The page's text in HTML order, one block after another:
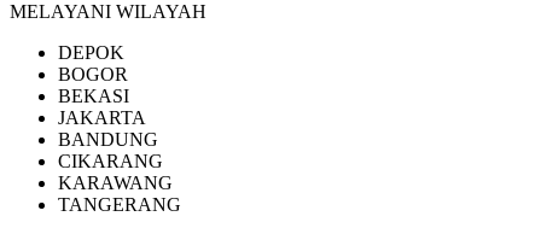
MELAYANI WILAYAH
DEPOK
BOGOR
BEKASI
JAKARTA
BANDUNG
CIKARANG
KARAWANG
TANGERANG